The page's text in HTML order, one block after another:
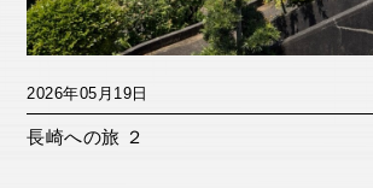
2026年05月19日
長崎への旅 ２